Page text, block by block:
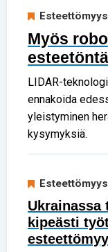
Esteettömyys
Myös
LIDAR-
ennakoida
yleistyminen
kysymyksiä.
Esteettömyys
Ukrainassa
kipeästi